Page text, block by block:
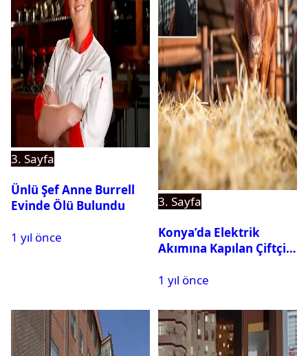
3. Sayfa
Ünlü Şef Anne Burrell
Evinde Ölü Bulundu
1 yıl önce
3. Sayfa
Konya’da Elektrik
Akımına Kapılan Çiftçi
1 yıl önce